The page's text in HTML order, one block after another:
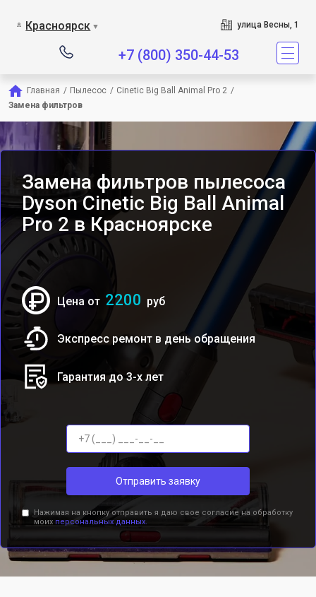
Красноярск ▼ улица Весны, 1
+7 (800) 350-44-53
Главная / Пылесос / Cinetic Big Ball Animal Pro 2 /
Замена фильтров
Замена фильтров пылесоса
Dyson Cinetic Big Ball Animal
Pro 2 в Красноярске
Цена от 2200 руб
Экспресс ремонт в день обращения
Гарантия до 3-х лет
Отправить заявку
Нажимая на кнопку отправить я даю свое согласие на обработку
моих персональных данных.